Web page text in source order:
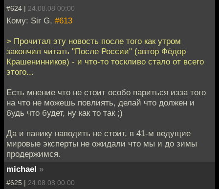
#624 | 24.08.08 00:00
Кому: Sir G, #613
> Прочитал эту новость после того как утром
закончил читать "После России" (автор Фёдор
Крашенинников) - и что-то тоскливо стало от всего
этого...
Есть мнение что не стоит особо париться изза того
на что не можешь повлиять, делай что должен и
будь что будет, ну как то так ;)
Да и панику наводить не стоит, в 41-м ведущие
мировые эксперты не ожидали что мы и до зимы
продержимся.
michael »
#625 | 24.08.08 00:00